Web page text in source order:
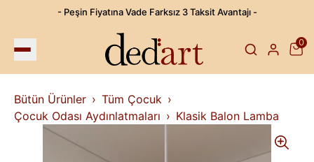
- Peşin Fiyatına Vade Farksız 3 Taksit Avantajı -
0
Bütün Ürünler
Tüm Çocuk
Çocuk Odası Aydınlatmaları
Klasik Balon Lamba